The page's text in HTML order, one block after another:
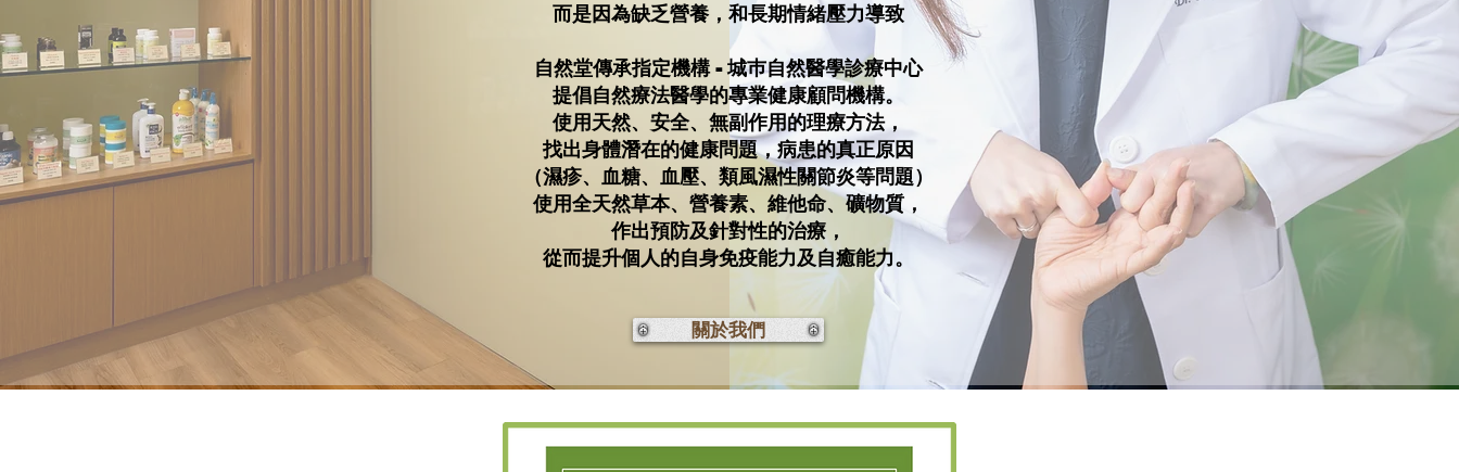
而是因為缺乏營養，和長期情緒壓力導致
自然堂傳承指定機構 - 城巿自然醫學診療中心​
提倡自然療法醫學的專業健康顧問機構。
使用天然、安全、無副作用的理療方法，
找出身體潛在的健康問題，病患的真正原因
（濕疹、血糖、血壓、類風濕性關節炎等問題）
使用全天然草本、營養素、維他命、礦物質，
作出預防及針對性的治療，
從而提升個人的自身免疫能力及自癒能力。
關於我們